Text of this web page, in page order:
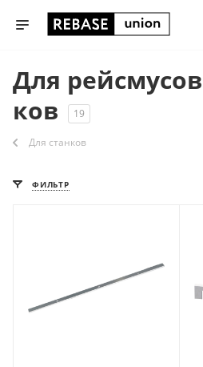
Для
ков
19
Для станков
ФИЛЬТР